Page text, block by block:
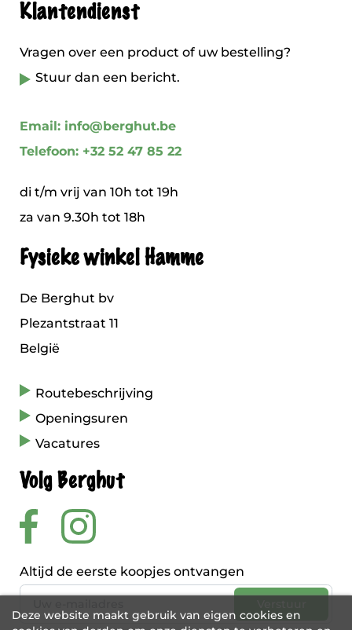
Klantendienst
Vragen over een product of uw bestelling?
Stuur dan een bericht.
Email: info@berghut.be
Telefoon: +32 52 47 85 22
di t/m vrij van 10h tot 19h
za van 9.30h tot 18h
Fysieke winkel Hamme
De Berghut bv
Plezantstraat 11
België
Routebeschrijving
Openingsuren
Vacatures
Volg Berghut
Altijd de eerste koopjes ontvangen
Deze website maakt gebruik van eigen cookies en